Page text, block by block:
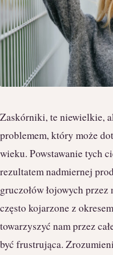
Zaskórniki, te niewielkie,
problemem, który może
wieku. Powstawanie tych
rezultatem nadmiernej
gruczołów łojowych
często kojarzone z
towarzyszyć nam przez
być frustrująca.